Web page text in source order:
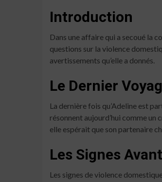
Introduction
Dans une affaire qui a secoué la
questions sur la violence
avertissements qu’elle a donnés.
Le Dernier
La dernière fois qu’Adeline est
résonnent aujourd’hui comme un
elle espérait que son partenaire
Les Signes
Les signes de violence